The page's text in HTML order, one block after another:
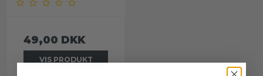
49,00 DKK
VIS PRODUKT